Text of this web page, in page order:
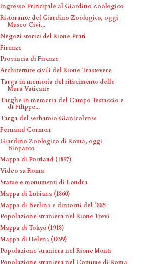
Ingresso Principale al Giardino Zoologico
Ristorante del Giardino Zoologico, oggi
Museo Civi...
Negozi storici del Rione Prati
Firenze
Provincia di Firenze
Architetture civili del Rione Trastevere
Targa in memoria del rifacimento delle
Mura Vaticane
Targhe in memoria del Campo Testaccio e
di Filippo...
Targa del serbatoio Gianicolense
Fernand Cormon
Giardino Zoologico di Roma, oggi
Bioparco
Mappa di Portland (1897)
Video su Roma
Statue e monumenti di Londra
Mappa di Lubiana (1860)
Mappa di Berlino e dintorni del 1885
Popolazione straniera nel Rione Trevi
Mappa di Tokyo (1918)
Mappa di Helena (1899)
Popolazione straniera nel Rione Monti
Popolazione straniera nel Comune di Roma